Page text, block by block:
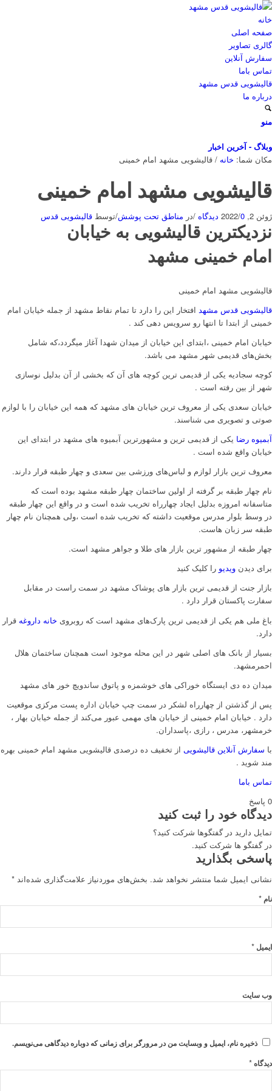
خانه
صفحه اصلی
گالری تصاویر
سفارش آنلاین
تماس باما
قالیشویی قدس مشهد
درباره ما
منو
وبلاگ - آخرین اخبار
مکان شما: خانه / قالیشویی مشهد امام خمینی
قالیشویی مشهد امام خمینی
ژوئن 2, 2022 /0 دیدگاه /در مناطق تحت پوشش/توسط قالیشویی قدس
نزدیکترین قالیشویی به خیابان
امام خمینی مشهد
قالیشویی مشهد امام خمینی
قالیشویی قدس مشهد افتخار این را دارد تا تمام نقاط مشهد از جمله خیابان امام
خمینی از ابتدا تا انتها رو سرویس دهی کند .
خیابان امام خمینی ،ابتدای این خیابان از میدان شهدا آغاز میگردد،که شامل
بخش‌های قدیمی شهر مشهد می باشد.
کوچه سجادیه یکی از قدیمی ترین کوچه های آن که بخشی از آن بدلیل نوسازی
شهر از بین رفته است .
خیابان سعدی یکی از معروف ترین خیابان های مشهد که همه این خیابان را با لوازم
صوتی و تصویری می شناسند.
آبمیوه رضا یکی از قدیمی ترین و مشهورترین آبمیوه های مشهد در ابتدای این
خیابان واقع شده است .
معروف ترین بازار لوازم و لباس‌های ورزشی بین سعدی و چهار طبقه قرار دارند.
نام چهار طبقه بر گرفته از اولین ساختمان چهار طبقه مشهد بوده است که
متاسفانه امروزه بدلیل ایجاد چهارراه تخریب شده است و در واقع این چهار طبقه
در وسط بلوار مدرس موقعیت داشته که تخریب شده است ،ولی همچنان نام چهار
طبقه سر زبان هاست.
چهار طبقه از مشهور ترین بازار های طلا و جواهر مشهد است.
برای دیدن ویدیو را کلیک کنید
بازار جنت از قدیمی ترین بازار های پوشاک مشهد در سمت راست در مقابل
سفارت پاکستان قرار دارد .
باغ ملی هم یکی از قدیمی ترین پارک‌های مشهد است که روبروی خانه داروغه قرار
دارد.
بسیار از بانک های اصلی شهر در این محله موجود است همچنان ساختمان هلال
احمرمشهد.
میدان ده دی ایستگاه خوراکی های خوشمزه و پاتوق ساندویچ خور های مشهد
پس از گذشتن از چهارراه لشکر در سمت چپ خیابان اداره پست مرکزی موقعیت
دارد . خیابان امام خمینی از خیابان های مهمی عبور می‌کند از جمله خیابان بهار ،
خرمشهر، مدرس ، رازی ،پاسداران.
با سفارش آنلاین قالیشویی از تخفیف ده درصدی قالیشویی مشهد امام خمینی بهره
مند شوید .
تماس باما
0 پاسخ
دیدگاه خود را ثبت کنید
تمایل دارید در گفتگوها شرکت کنید؟
در گفتگو ها شرکت کنید.
پاسخی بگذارید
نشانی ایمیل شما منتشر نخواهد شد. بخش‌های موردنیاز علامت‌گذاری شده‌اند *
نام *
ایمیل *
وب‌ سایت
ذخیره نام، ایمیل و وبسایت من در مرورگر برای زمانی که دوباره دیدگاهی می‌نویسم.
دیدگاه*